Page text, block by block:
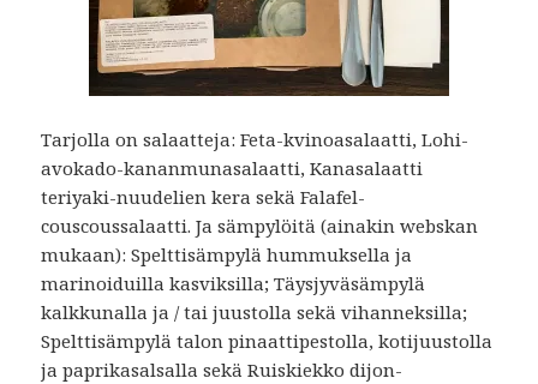
Tarjolla on salaatteja: Feta-kvinoasalaatti, Lohi-
avokado-kananmunasalaatti, Kanasalaatti
teriyaki-nuudelien kera sekä Falafel-
couscoussalaatti. Ja sämpylöitä (ainakin webskan
mukaan): Spelttisämpylä hummuksella ja
marinoiduilla kasviksilla; Täysjyväsämpylä
kalkkunalla ja / tai juustolla sekä vihanneksilla;
Spelttisämpylä talon pinaattipestolla, kotijuustolla
ja paprikasalsalla sekä Ruiskiekko dijon-